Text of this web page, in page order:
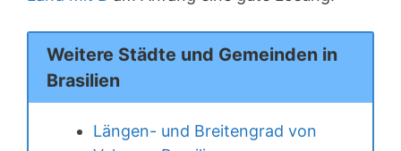
Weitere Städte und Gemeinden in
Brasilien
Längen- und Breitengrad von